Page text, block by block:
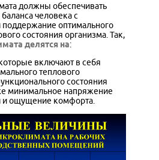
должны обеспечивать
человека с
оптимального
состояния организма. Так,
делятся на:
включают в себя
теплового
состояния
минимальное напряжение
и ощущение комфорта.